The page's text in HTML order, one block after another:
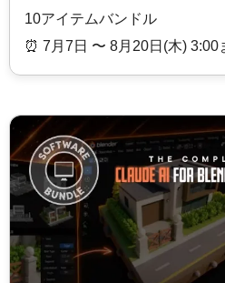
10アイテムバンドル
⏰️ 7月7日 〜 8月20日(木) 3:00